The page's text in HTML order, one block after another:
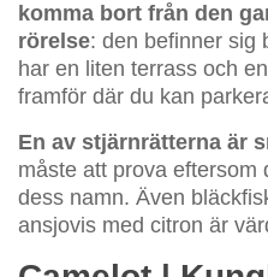
komma bort från den
rörelse: den befinner sig
har en liten terrass och
framför där du kan
En av stjärnrätterna är
måste att prova eftersom
dess namn. Även
ansjovis med citron är